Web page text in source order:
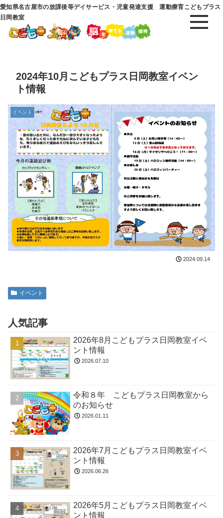
愛知県名古屋市の放課後等デイサービス・児童発達支援 運動療育こどもプラス
日岡教室
2024年10月こどもプラス日岡教室イベン
ト情報
イベント
2024.09.14
イベント
人気記事
2026年8月こどもプラス日岡教室イベ
ント情報
2026.07.10
令和８年 こどもプラス日岡教室から
のお知らせ
2026.01.11
2026年7月こどもプラス日岡教室イベ
ント情報
2026.06.26
2026年5月こどもプラス日岡教室イベ
ント情報